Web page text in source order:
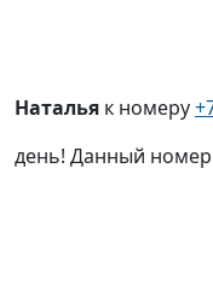
Наталья к номеру
день! Данный